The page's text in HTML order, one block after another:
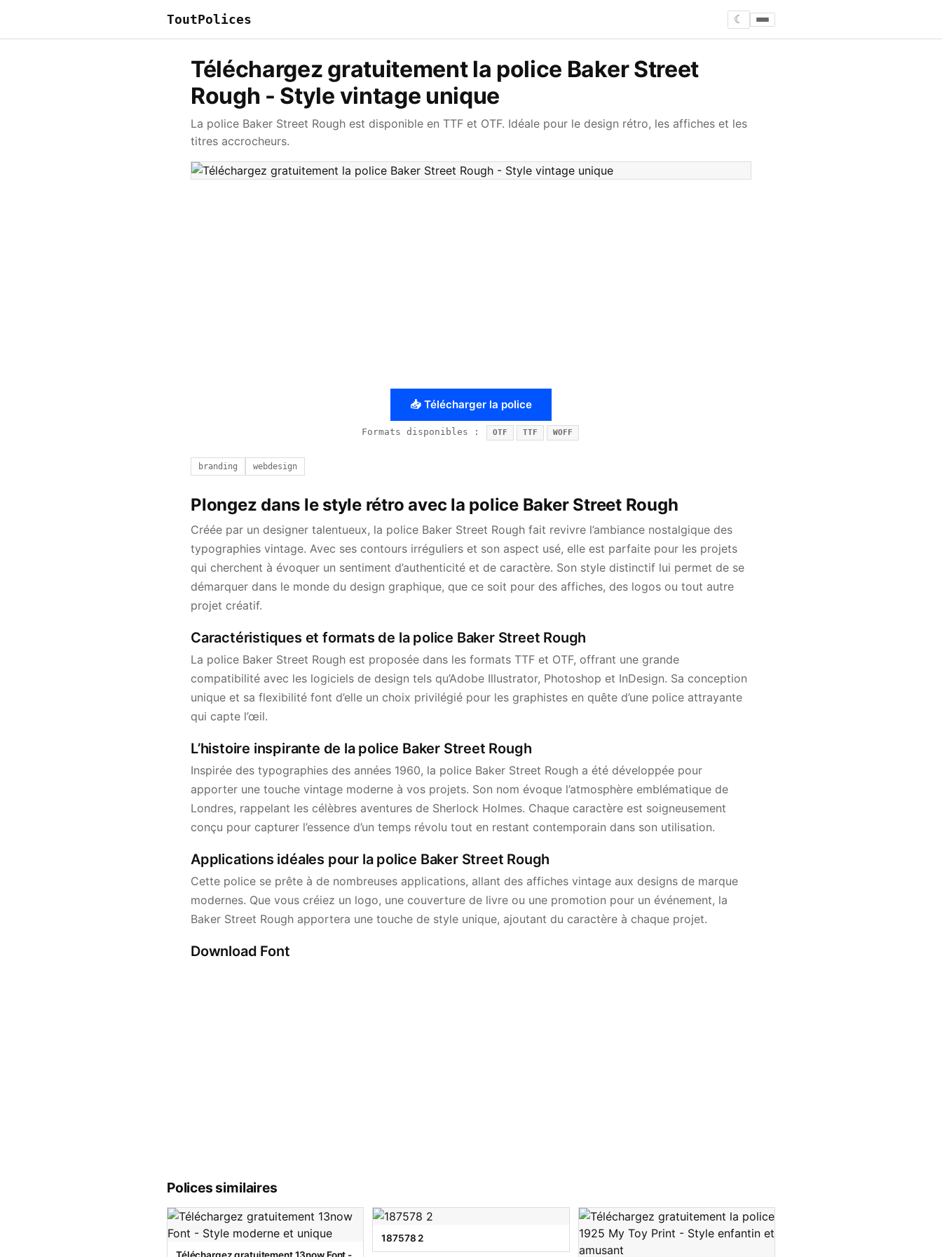
ToutPolices ☾
Téléchargez gratuitement la police Baker Street
Rough - Style vintage unique
La police Baker Street Rough est disponible en TTF et OTF. Idéale pour le design rétro, les affiches et les
titres accrocheurs.
📥 Télécharger la police
Formats disponibles : OTF TTF WOFF
branding webdesign
Plongez dans le style rétro avec la police Baker Street Rough
Créée par un designer talentueux, la police Baker Street Rough fait revivre l’ambiance nostalgique des
typographies vintage. Avec ses contours irréguliers et son aspect usé, elle est parfaite pour les projets
qui cherchent à évoquer un sentiment d’authenticité et de caractère. Son style distinctif lui permet de se
démarquer dans le monde du design graphique, que ce soit pour des affiches, des logos ou tout autre
projet créatif.
Caractéristiques et formats de la police Baker Street Rough
La police Baker Street Rough est proposée dans les formats TTF et OTF, offrant une grande
compatibilité avec les logiciels de design tels qu’Adobe Illustrator, Photoshop et InDesign. Sa conception
unique et sa flexibilité font d’elle un choix privilégié pour les graphistes en quête d’une police attrayante
qui capte l’œil.
L’histoire inspirante de la police Baker Street Rough
Inspirée des typographies des années 1960, la police Baker Street Rough a été développée pour
apporter une touche vintage moderne à vos projets. Son nom évoque l’atmosphère emblématique de
Londres, rappelant les célèbres aventures de Sherlock Holmes. Chaque caractère est soigneusement
conçu pour capturer l’essence d’un temps révolu tout en restant contemporain dans son utilisation.
Applications idéales pour la police Baker Street Rough
Cette police se prête à de nombreuses applications, allant des affiches vintage aux designs de marque
modernes. Que vous créiez un logo, une couverture de livre ou une promotion pour un événement, la
Baker Street Rough apportera une touche de style unique, ajoutant du caractère à chaque projet.
Download Font
Polices similaires
187578 2